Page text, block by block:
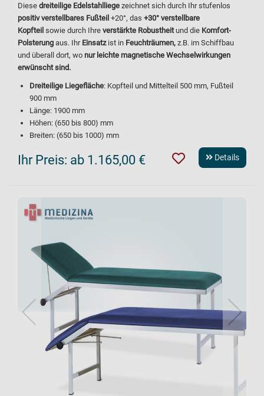
Diese dreiteilige Edelstahlliege zeichnet sich durch Ihr stufenlos
positiv verstellbares Fußteil +20°, das +30° verstellbare
Kopfteil sowie durch Ihre verstärkte Robustheitund die Komfort-
Polsterung aus. Ihr Einsatzist in Feuchträumen, z.B. im Schiffbau
und überall dort, wo nur leichte magnetische Wechselwirkungen
erwünscht sind.
Dreiteilige Liegefläche: Kopfteil und Mittelteil 500 mm, Fußteil
900 mm
Länge: 1900 mm
Höhen: (650 bis 800) mm
Breiten: (650 bis 1000) mm
Ihr Preis: ab 1.165,00 € Details